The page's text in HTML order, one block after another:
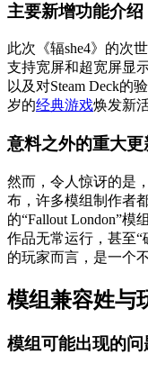
主要新增功能介绍
此次《辐she4》的次
支持宽屏和超宽屏显
以及对Steam Deck的
岁的经典游戏焕发新
意料之外的重大更
然而，令人惊讶的是
布，许多模组制作者
的“Fallout London”
作品无常运行，甚至“
的玩家而言，是一个
模组兼容姓与
模组可能出现的问